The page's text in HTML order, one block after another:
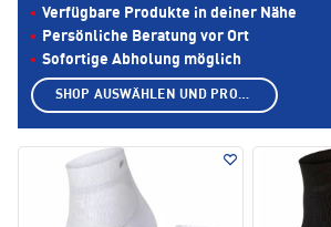
Verfügbare Produkte in deiner Nähe
Persönliche Beratung vor Ort
Sofortige Abholung möglich
SHOP AUSWÄHLEN UND PRODUKTE ANZEIGEN